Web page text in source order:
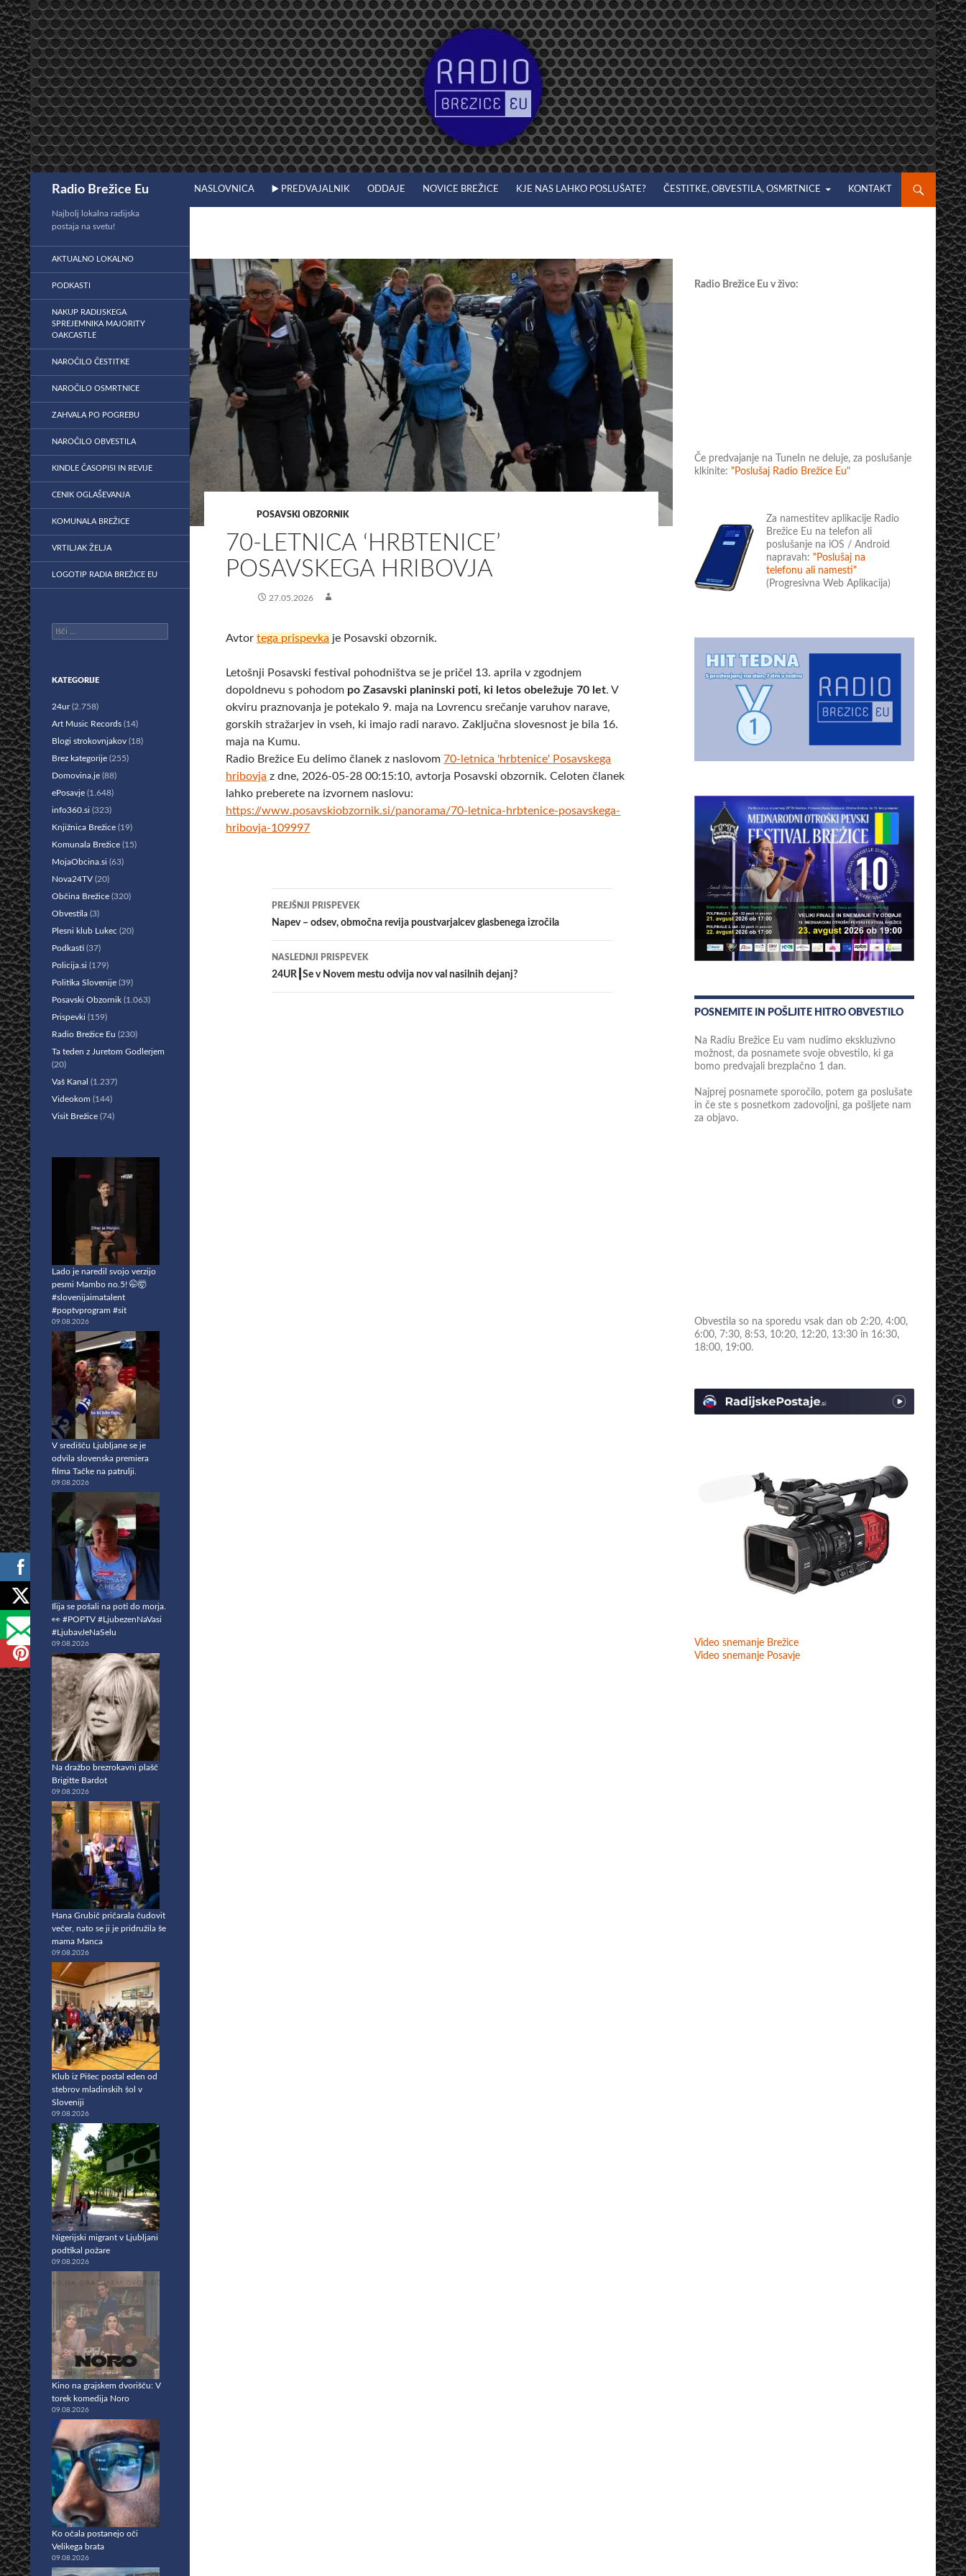
Preskoči
na
vsebino
Radio Brežice Eu NASLOVNICA ▶️ PREDVAJALNIK ODDAJE NOVICE BREŽICE KJE NAS LAHKO POSLUŠATE? ČESTITKE, OBVESTILA, OSMRTNICE KONTAKT
POSAVSKI OBZORNIK
70-LETNICA ‘HRBTENICE’
POSAVSKEGA HRIBOVJA
27.05.2026
Avtortega prispevka je Posavski obzornik.
Letošnji Posavski festival pohodništva se je pričel 13. aprila v zgodnjem
dopoldnevu s pohodom po Zasavski planinski poti, ki letos obeležuje 70 let. V
okviru praznovanja je potekalo 9. maja na Lovrencu srečanje varuhov narave,
gorskih stražarjev in vseh, ki imajo radi naravo. Zaključna slovesnost je bila 16.
maja na Kumu.
Radio Brežice Eu delimo članek z naslovom70-letnica 'hrbtenice' Posavskega
hribovja z dne, 2026-05-28 00:15:10, avtorja Posavski obzornik. Celoten članek
lahko preberete na izvornem naslovu:
https://www.posavskiobzornik.si/panorama/70-letnica-hrbtenice-posavskega-
hribovja-109997
Krmarjenje
po
prispevkih
PREJŠNJI PRISPEVEK
Napev – odsev, območna revija poustvarjalcev glasbenega izročila
NASLEDNJI PRISPEVEK
24UR┃Se v Novem mestu odvija nov val nasilnih dejanj?
Radio Brežice Eu v živo:
Če predvajanje na TuneIn ne deluje, za poslušanje
klkinite: "Poslušaj Radio Brežice Eu"
Za namestitev aplikacije Radio
Brežice Eu na telefon ali
poslušanje na iOS / Android
napravah: "Poslušaj na
telefonu ali namesti"
(Progresivna Web Aplikacija)
POSNEMITE IN POŠLJITE HITRO OBVESTILO
Na Radiu Brežice Eu vam nudimo ekskluzivno
možnost, da posnamete svoje obvestilo, ki ga
bomo predvajali brezplačno 1 dan.
Najprej posnamete sporočilo, potem ga poslušate
in če ste s posnetkom zadovoljni, ga pošljete nam
za objavo.
Obvestila so na sporedu vsak dan ob 2:20, 4:00,
6:00, 7:30, 8:53, 10:20, 12:20, 13:30 in 16:30,
18:00, 19:00.
Video snemanje Brežice
Video snemanje Posavje
Najbolj lokalna radijska
postaja na svetu!
AKTUALNO LOKALNO
PODKASTI
NAKUP RADIJSKEGA
SPREJEMNIKA MAJORITY
OAKCASTLE
NAROČILO ČESTITKE
NAROČILO OSMRTNICE
ZAHVALA PO POGREBU
NAROČILO OBVESTILA
KINDLE ČASOPISI IN REVIJE
CENIK OGLAŠEVANJA
KOMUNALA BREŽICE
VRTILJAK ŽELJA
LOGOTIP RADIA BREŽICE EU
Išči:
KATEGORIJE
24ur(2.758)
Art Music Records (14)
Blogi strokovnjakov (18)
Brez kategorije (255)
Domovina.je (88)
ePosavje (1.648)
info360.si (323)
Knjižnica Brežice (19)
Komunala Brežice (15)
MojaObcina.si (63)
Nova24TV (20)
Občina Brežice (320)
Obvestila (3)
Plesni klub Lukec (20)
Podkasti (37)
Policija.si (179)
Politika Slovenije (39)
Posavski Obzornik (1.063)
Prispevki (159)
Radio Brežice Eu (230)
Ta teden z Juretom Godlerjem
(20)
Vaš Kanal (1.237)
Videokom (144)
Visit Brežice (74)
Lado je naredil svojo verzijo
pesmi Mambo no.5! 🤭🤯
#slovenijaimatalent
#poptvprogram #sit
09.08.2026
V središču Ljubljane se je
odvila slovenska premiera
filma Tačke na patrulji.
09.08.2026
Ilija se pošali na poti do morja.
👀 #POPTV #LjubezenNaVasi
#LjubavJeNaSelu
09.08.2026
Na dražbo brezrokavni plašč
Brigitte Bardot
09.08.2026
Hana Grubič pričarala čudovit
večer, nato se ji je pridružila še
mama Manca
09.08.2026
Klub iz Pišec postal eden od
stebrov mladinskih šol v
Sloveniji
09.08.2026
Nigerijski migrant v Ljubljani
podtikal požare
09.08.2026
Kino na grajskem dvorišču: V
torek komedija Noro
09.08.2026
Ko očala postanejo oči
Velikega brata
09.08.2026